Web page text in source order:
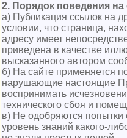
2. Порядок поведения на
а) Публикация ссылок на
условии, что страница,
адресу имеет
приведена в качестве
высказанного автором
б) На сайте применяется
нарушающие настоящие
воспринимать
технического сбоя и
в) Не одобряются попытки
уровень знаний какого-